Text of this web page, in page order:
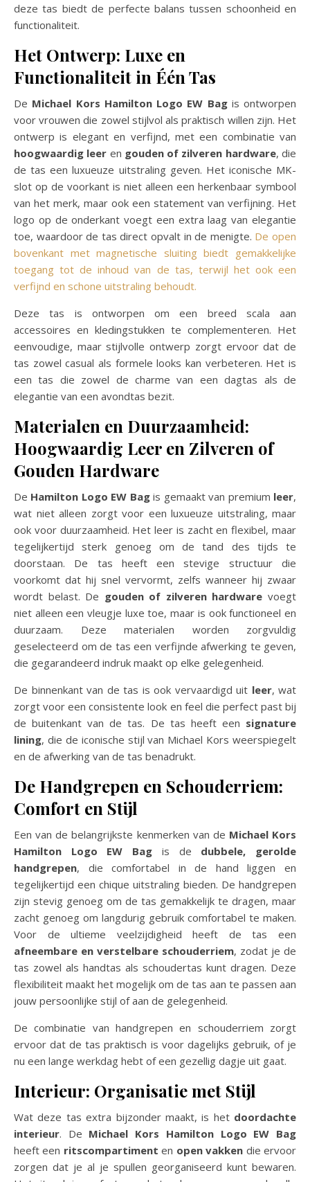
deze tas biedt de perfecte balans tussen schoonheid en
functionaliteit.
Het Ontwerp: Luxe en
Functionaliteit in Één Tas
De Michael Kors Hamilton Logo EW Bagis ontworpen
voor vrouwen die zowel stijlvol als praktisch willen zijn. Het
ontwerp is elegant en verfijnd, met een combinatie van
hoogwaardig leer en gouden of zilveren hardware, die
de tas een luxueuze uitstraling geven. Het iconische MK-
slot op de voorkant is niet alleen een herkenbaar symbool
van het merk, maar ook een statement van verfijning. Het
logo op de onderkant voegt een extra laag van elegantie
toe, waardoor de tas direct opvalt in de menigte. De open
bovenkant met magnetische sluiting biedt gemakkelijke
toegang tot de inhoud van de tas, terwijl het ook een
verfijnd en schone uitstraling behoudt.
Deze tas is ontworpen om een breed scala aan
accessoires en kledingstukken te complementeren. Het
eenvoudige, maar stijlvolle ontwerp zorgt ervoor dat de
tas zowel casual als formele looks kan verbeteren. Het is
een tas die zowel de charme van een dagtas als de
elegantie van een avondtas bezit.
Materialen en Duurzaamheid:
Hoogwaardig Leer en Zilveren of
Gouden Hardware
De Hamilton Logo EW Bagis gemaakt van premium leer,
wat niet alleen zorgt voor een luxueuze uitstraling, maar
ook voor duurzaamheid. Het leer is zacht en flexibel, maar
tegelijkertijd sterk genoeg om de tand des tijds te
doorstaan. De tas heeft een stevige structuur die
voorkomt dat hij snel vervormt, zelfs wanneer hij zwaar
wordt belast. De gouden of zilveren hardware voegt
niet alleen een vleugje luxe toe, maar is ook functioneel en
duurzaam. Deze materialen worden zorgvuldig
geselecteerd om de tas een verfijnde afwerking te geven,
die gegarandeerd indruk maakt op elke gelegenheid.
De binnenkant van de tas is ook vervaardigd uit leer, wat
zorgt voor een consistente look en feel die perfect past bij
de buitenkant van de tas. De tas heeft een signature
lining, die de iconische stijl van Michael Kors weerspiegelt
en de afwerking van de tas benadrukt.
De Handgrepen en Schouderriem:
Comfort en Stijl
Een van de belangrijkste kenmerken van de Michael Kors
Hamilton Logo EW Bag is de dubbele, gerolde
handgrepen, die comfortabel in de hand liggen en
tegelijkertijd een chique uitstraling bieden. De handgrepen
zijn stevig genoeg om de tas gemakkelijk te dragen, maar
zacht genoeg om langdurig gebruik comfortabel te maken.
Voor de ultieme veelzijdigheid heeft de tas een
afneembare en verstelbare schouderriem, zodat je de
tas zowel als handtas als schoudertas kunt dragen. Deze
flexibiliteit maakt het mogelijk om de tas aan te passen aan
jouw persoonlijke stijl of aan de gelegenheid.
De combinatie van handgrepen en schouderriem zorgt
ervoor dat de tas praktisch is voor dagelijks gebruik, of je
nu een lange werkdag hebt of een gezellig dagje uit gaat.
Interieur: Organisatie met Stijl
Wat deze tas extra bijzonder maakt, is het doordachte
interieur. De Michael Kors Hamilton Logo EW Bag
heeft een ritscompartiment en open vakken die ervoor
zorgen dat je al je spullen georganiseerd kunt bewaren.